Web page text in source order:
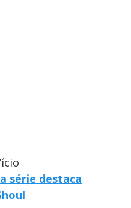
série destaca